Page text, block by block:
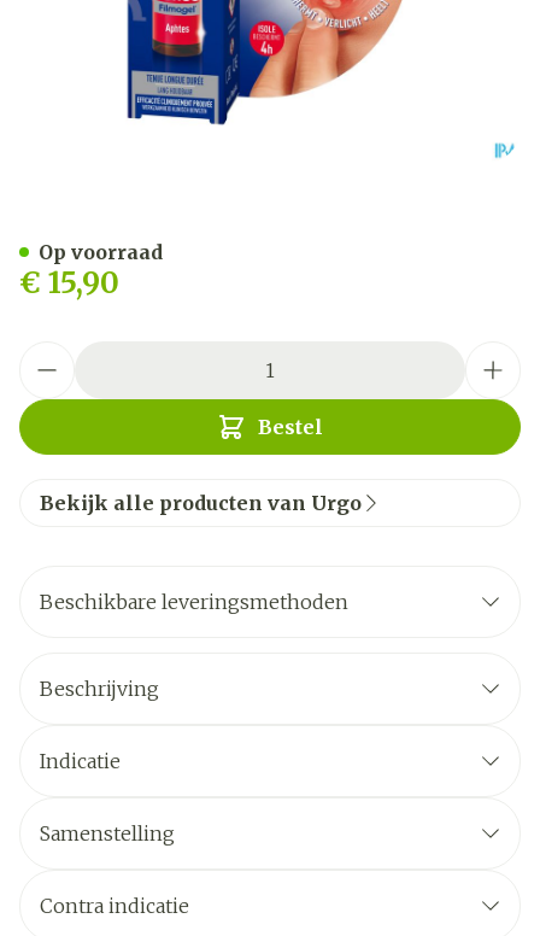
€ 15,90
Bestel
Op voorraad
Bekijk alle producten van Urgo
Beschikbare leveringsmethoden
Beschrijving
Indicatie
Samenstelling
Contra indicatie